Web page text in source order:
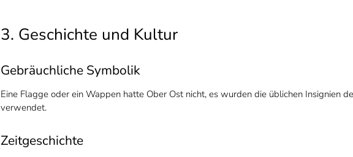
3. Geschichte und Kultur
Gebräuchliche Symbolik
Eine Flagge oder ein Wappen hatte Ober Ost nicht, es wurden die üblichen Insignien
verwendet.
Zeitgeschichte